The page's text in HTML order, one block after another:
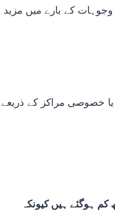
کے بارے میں مزید